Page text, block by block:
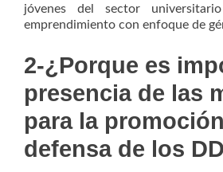
jóvenes del sector
emprendimiento con enfoque de
2-¿Porque es
presencia de las
para la
defensa de los